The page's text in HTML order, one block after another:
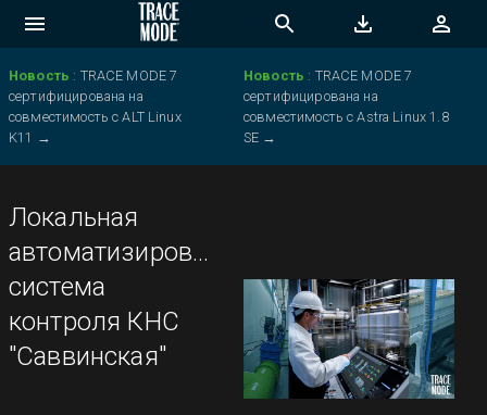
Новость : TRACE MODE 7
сертифицирована на
совместимость с ALT Linux
K11 →
Новость : TRACE MODE 7
сертифицирована на
совместимость с Astra Linux 1.8
SE →
Локальная
автоматизированная
система
контроля КНС
"Саввинская"